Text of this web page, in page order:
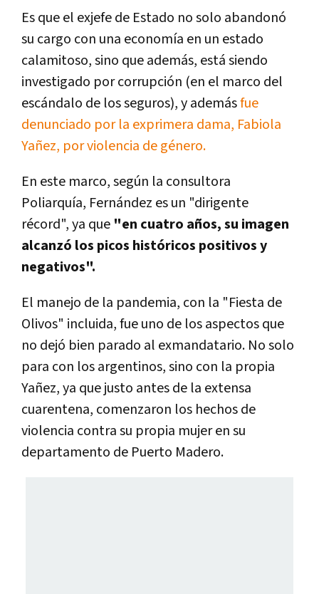
Es que el exjefe de Estado no solo abandonó
su cargo con una economía en un estado
calamitoso, sino que además, está siendo
investigado por corrupción (en el marco del
escándalo de los seguros), y ademásfue
denunciado por la exprimera dama, Fabiola
Yañez, por violencia de género.
En este marco, según la consultora
Poliarquía, Fernández es un "dirigente
récord", ya que "en cuatro años, su imagen
alcanzó los picos históricos positivos y
negativos".
El manejo de la pandemia, con la "Fiesta de
Olivos" incluida, fue uno de los aspectos que
no dejó bien parado al exmandatario. No solo
para con los argentinos, sino con la propia
Yañez, ya que justo antes de la extensa
cuarentena, comenzaron los hechos de
violencia contra su propia mujer en su
departamento de Puerto Madero.